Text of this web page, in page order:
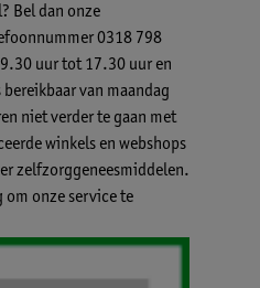
Bel dan onze
0318 798
uur tot 17.30 uur en
van maandag
niet verder te gaan met
winkels en webshops
zelfzorggeneesmiddelen.
om onze service te